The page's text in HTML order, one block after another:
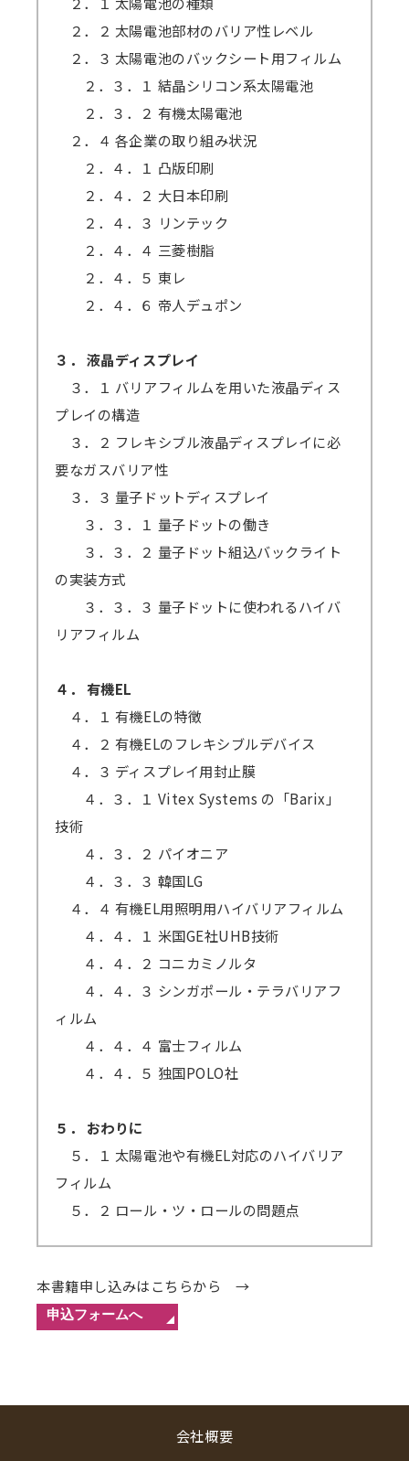
２．２ 太陽電池部材のバリア性レベル
２．３ 太陽電池のバックシート用フィルム
２．３．１ 結晶シリコン系太陽電池
２．３．２ 有機太陽電池
２．４ 各企業の取り組み状況
２．４．１ 凸版印刷
２．４．２ 大日本印刷
２．４．３ リンテック
２．４．４ 三菱樹脂
２．４．５ 東レ
２．４．６ 帝人デュポン
３． 液晶ディスプレイ
３．１ バリアフィルムを用いた液晶ディス
プレイの構造
３．２ フレキシブル液晶ディスプレイに必
要なガスバリア性
３．３ 量子ドットディスプレイ
３．３．１ 量子ドットの働き
３．３．２ 量子ドット組込バックライト
の実装方式
３．３．３ 量子ドットに使われるハイバ
リアフィルム
４． 有機EL
４．１ 有機ELの特徴
４．２ 有機ELのフレキシブルデバイス
４．３ ディスプレイ用封止膜
４．３．１ Vitex Systems の「Barix」
技術
４．３．２ パイオニア
４．３．３ 韓国LG
４．４ 有機EL用照明用ハイバリアフィルム
４．４．１ 米国GE社UHB技術
４．４．２ コニカミノルタ
４．４．３ シンガポール・テラバリアフ
ィルム
４．４．４ 富士フィルム
４．４．５ 独国POLO社
５． おわりに
５．１ 太陽電池や有機EL対応のハイバリア
フィルム
５．２ ロール・ツ・ロールの問題点
本書籍申し込みはこちらから →
会社概要